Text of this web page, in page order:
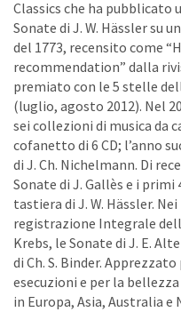
Classics che ha pubblicato
Sonate di J. W. Hässler su
del 1773, recensito come
recommendation” dalla
premiato con le 5 stelle
(luglio, agosto 2012). Nel
sei collezioni di musica da
cofanetto di 6 CD; l’anno
di J. Ch. Nichelmann. Di
Sonate di J. Gallès e i
tastiera di J. W. Hässler.
registrazione Integrale
Krebs, le Sonate di J. E.
di Ch. S. Binder.
esecuzioni e per la
in Europa, Asia, Australia e